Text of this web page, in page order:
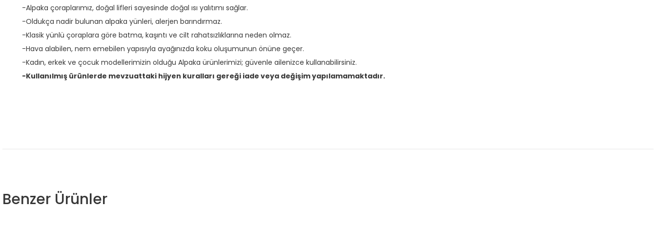
-Alpaka çoraplarımız, doğal lifleri sayesinde doğal ısı yalıtımı sağlar.
-Oldukça nadir bulunan alpaka yünleri, alerjen barındırmaz.
-Klasik yünlü çoraplara göre batma, kaşıntı ve cilt rahatsızlıklarına neden olmaz.
-Hava alabilen, nem emebilen yapısıyla ayağınızda koku oluşumunun önüne geçer.
-Kadın, erkek ve çocuk modellerimizin olduğu Alpaka ürünlerimizi; güvenle ailenizce kullanabilirsiniz.
-Kullanılmış ürünlerde mevzuattaki hijyen kuralları gereği iade veya değişim yapılamamaktadır.
Benzer Ürünler